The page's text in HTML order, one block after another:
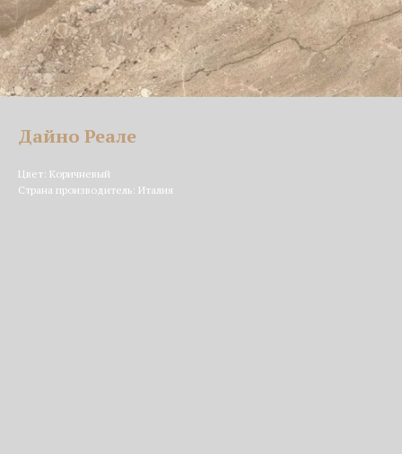
Дайно Реале
Цвет: Коричневый
Страна производитель: Италия